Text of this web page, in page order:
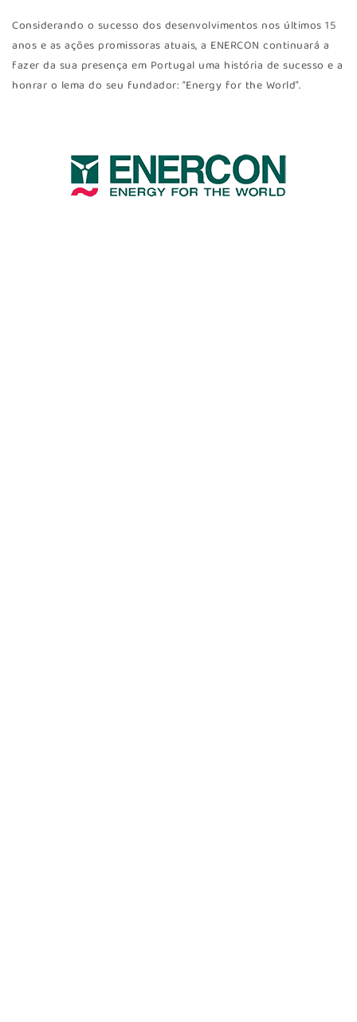
Considerando o sucesso dos desenvolvimentos nos últimos 15
anos e as ações promissoras atuais, a ENERCON continuará a
fazer da sua presença em Portugal uma história de sucesso e a
honrar o lema do seu fundador: “Energy for the World”.